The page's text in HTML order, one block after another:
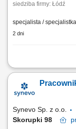
siedziba firmy: Łódź
specjalista /
2 dni
Prowadzenie kursu /
Polska;
Synevo Sp. z o.o.
Skorupki 98